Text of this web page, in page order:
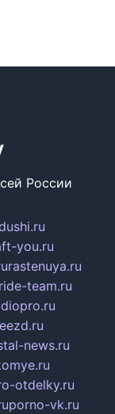
России
you.ru
rastenuya.ru
team.ru
news.ru
otdelky.ru
porno-vk.ru